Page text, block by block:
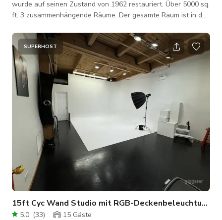
wurde auf seinen Zustand von 1962 restauriert. Über 5000 sq.
ft. 3 zusammenhängende Räume. Der gesamte Raum ist in der
ausgezeichnetem Zustand und makellos. Bitte nehmen Sie
sich Zeit! Merkmale: - Sichtbare Backsteinwände, Betonboden,
originale Türen und Fenster. Im Galeriebereich gibt es auch
Holzböden. - BELEUCHTUNG. ALLES IST INBEGRIFFEN!!!
Originale Oberlichter lassen na
SUPERHOST
15ft Cyc Wand Studio mit RGB-Deckenbeleuchtung
5.0 (33) 15 Gäste